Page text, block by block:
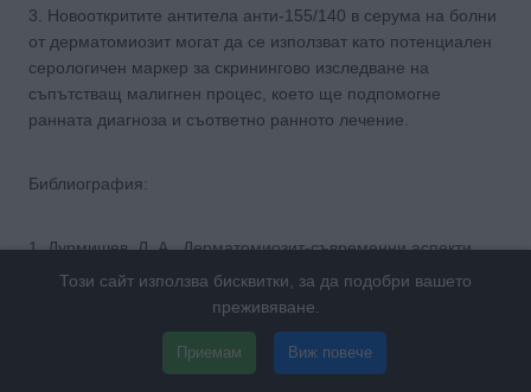
3. Новооткритите антитела анти-155/140 в серума на болни
от дерматомиозит могат да се използват като потенциален
серологичен маркер за скринингово изследване на
съпътстващ малигнен процес, което ще подпомогне
ранната диагноза и съответно ранното лечение.
Библиография:
1. Дурмишев, Л. А.. Дерматомиозит-съвременни аспекти.
Дисертация. Автореферат. С., 2002, 23-24.
3. Abu-Shakra, M., et al.. Cancer and autoimmunity:
autoimmune and rheumatic features in patients with
Този сайт използва бисквитки, за да подобри вашето
преживяване.
Приемам Виж повече